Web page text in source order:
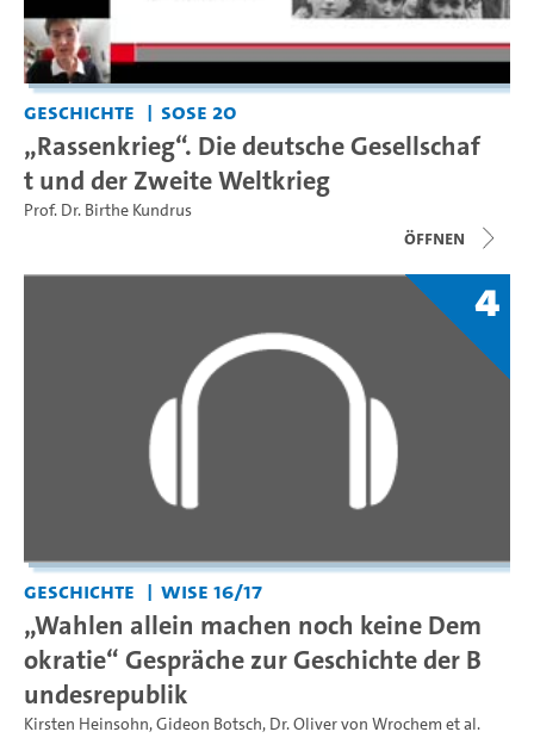
Geschichte SoSe 20
„Rassenkrieg“. Die deutsche Gesellschaf
t und der Zweite Weltkrieg
Prof. Dr. Birthe Kundrus
Öffnen
4
Geschichte WiSe 16/17
„Wahlen allein machen noch keine Dem
okratie“ Gespräche zur Geschichte der B
undesrepublik
Kirsten Heinsohn,Gideon Botsch, Dr. Oliver von Wrochem et al.